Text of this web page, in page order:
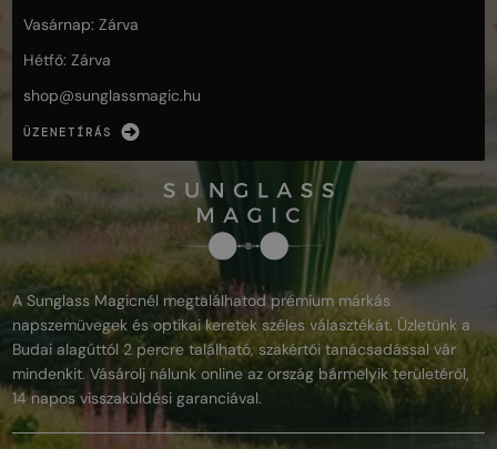
Vasárnap: Zárva
Hétfő: Zárva
shop@sunglassmagic.hu
ÜZENETÍRÁS
A Sunglass Magicnél megtalálhatod prémium márkás
napszemüvegek és optikai keretek széles választékát. Üzletünk a
Budai alagúttól 2 percre található, szakértői tanácsadással vár
mindenkit. Vásárolj nálunk online az ország bármelyik területéről,
14 napos visszaküldési garanciával.